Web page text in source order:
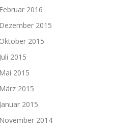
Februar 2016
Dezember 2015
Oktober 2015
Juli 2015
Mai 2015
März 2015
Januar 2015
November 2014